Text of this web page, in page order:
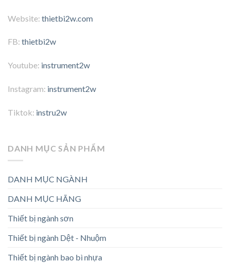
Website: thietbi2w.com
FB: thietbi2w
Youtube: instrument2w
Instagram: instrument2w
Tiktok: instru2w
DANH MỤC SẢN PHẨM
DANH MỤC NGÀNH
DANH MỤC HÃNG
Thiết bị ngành sơn
Thiết bị ngành Dệt - Nhuộm
Thiết bị ngành bao bì nhựa